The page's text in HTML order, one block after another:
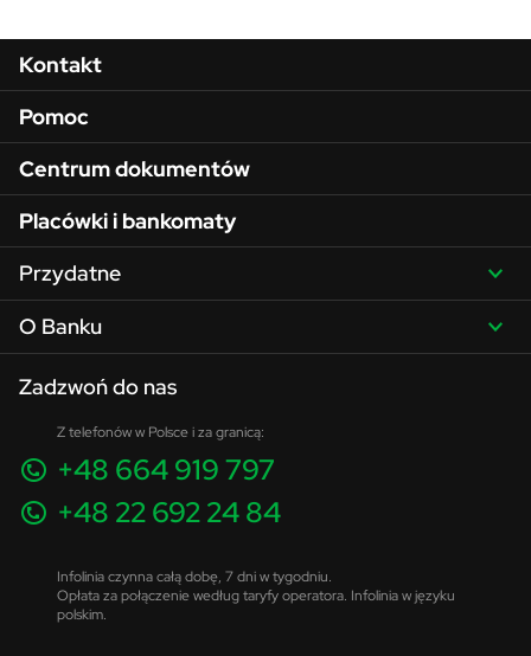
Menu w stopce
Kontakt
Pomoc
Centrum dokumentów
Placówki i bankomaty
Przydatne
O Banku
Zadzwoń do nas
Z telefonów w Polsce i za granicą:
+48 664 919 797
+48 22 692 24 84
Infolinia czynna całą dobę, 7 dni w tygodniu.
Opłata za połączenie według taryfy operatora. Infolinia w języku
polskim.